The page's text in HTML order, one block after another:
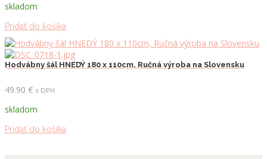
skladom
Pridať do košíka
Hodvábny šál HNEDÝ 180 x 110cm, Ručná výroba na Slovensku
49.90 € s DPH
skladom
Pridať do košíka